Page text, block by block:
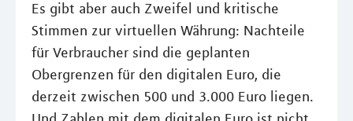
Es gibt aber auch Zweifel und kritische
Stimmen zur virtuellen Währung: Nachteile
für Verbraucher sind die geplanten
Obergrenzen für den digitalen Euro, die
derzeit zwischen 500 und 3.000 Euro liegen.